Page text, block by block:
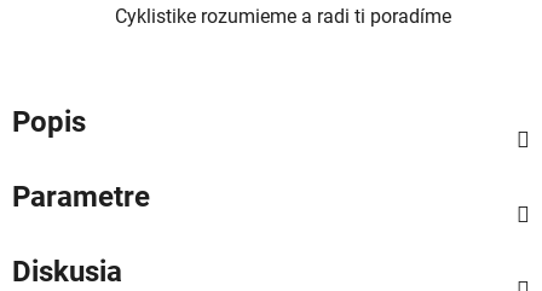
Cyklistike rozumieme a radi ti poradíme
Popis
Parametre
Diskusia